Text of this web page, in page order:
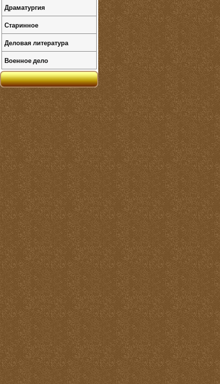
Драматургия
Старинное
Деловая литература
Военное дело